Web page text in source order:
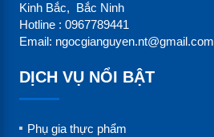
Kinh Bắc, Bắc Ninh
Hotline : 0967789441
Email: ngocgianguyen.nt@gmail.com
DỊCH VỤ NỔI BẬT
Phụ gia thực phẩm